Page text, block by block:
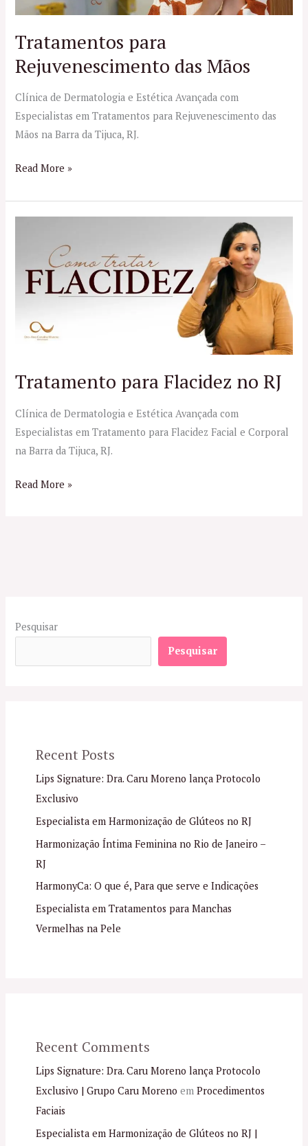
Tratamentos para
Rejuvenescimento das Mãos
Clínica de Dermatologia e Estética Avançada com
Especialistas em Tratamentos para Rejuvenescimento das
Mãos na Barra da Tijuca, RJ.
Read More »
Tratamento para Flacidez no RJ
Clínica de Dermatologia e Estética Avançada com
Especialistas em Tratamento para Flacidez Facial e Corporal
na Barra da Tijuca, RJ.
Flacidez
Read More »
Pesquisar
Pesquisar
Recent Posts
Lips Signature: Dra. Caru Moreno lança Protocolo
Exclusivo
Especialista em Harmonização de Glúteos no RJ
Harmonização Íntima Feminina no Rio de Janeiro –
RJ
HarmonyCa: O que é, Para que serve e Indicações
Especialista em Tratamentos para Manchas
Vermelhas na Pele
Recent Comments
Lips Signature: Dra. Caru Moreno lança Protocolo
Exclusivo | Grupo Caru Moreno em Procedimentos
Faciais
Especialista em Harmonização de Glúteos no RJ |